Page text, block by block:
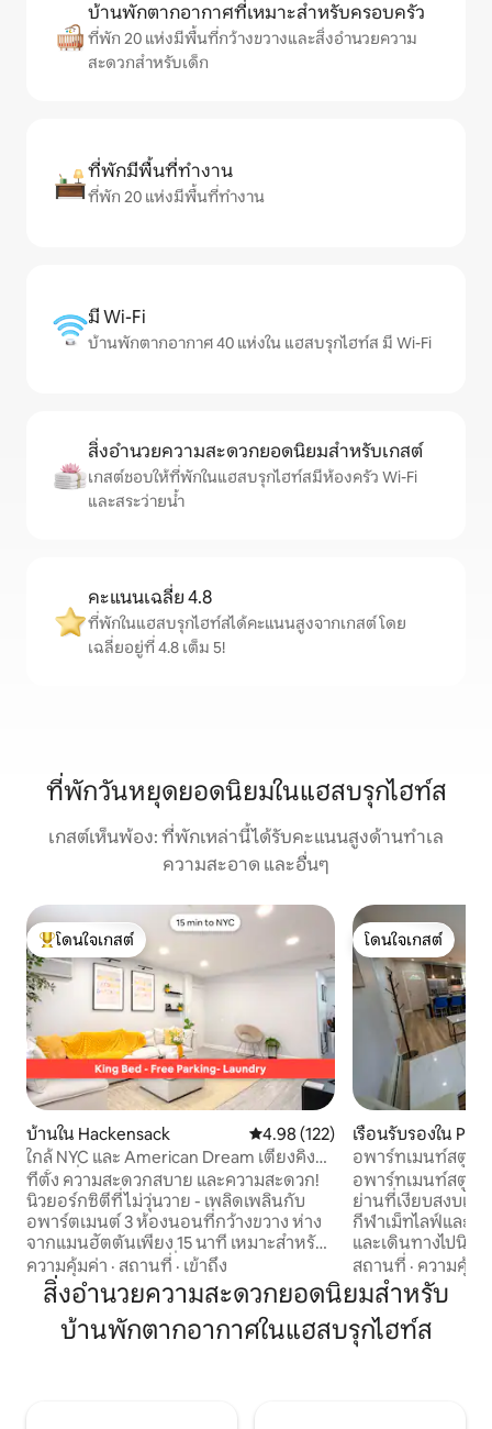
บ้านพักตากอากาศที่เหมาะสำหรับครอบครัว
ที่พัก 20 แห่งมีพื้นที่กว้างขวางและสิ่งอำนวยความ
สะดวกสำหรับเด็ก
ที่พักมีพื้นที่ทำงาน
ที่พัก 20 แห่งมีพื้นที่ทำงาน
มี Wi-Fi
บ้านพักตากอากาศ 40 แห่งใน แฮสบรุกไฮท์ส มี Wi-Fi
สิ่งอำนวยความสะดวกยอดนิยมสำหรับเกสต์
เกสต์ชอบให้ที่พักในแฮสบรุกไฮท์สมีห้องครัว Wi-Fi
และสระว่ายน้ำ
คะแนนเฉลี่ย 4.8
ที่พักในแฮสบรุกไฮท์สได้คะแนนสูงจากเกสต์ โดย
เฉลี่ยอยู่ที่ 4.8 เต็ม 5!
ที่พักวันหยุดยอดนิยมในแฮสบรุกไฮท์ส
เกสต์เห็นพ้อง: ที่พักเหล่านี้ได้รับคะแนนสูงด้านทำเล
ความสะอาด และอื่นๆ
โดนใจเกสต์ที่สุด
โดนใจเกสต์
บ้านใน Hackensack คะแนนเฉลี่ย 4.98 จาก 5, 122 รีวิว
4.98 (122)
ใกล้ NYC และ American Dream เตียงคิง
ไซส์ + ที่จอดรถฟรี
ที่ตั้ง ความสะดวกสบาย และความสะดวก!
นิวยอร์กซิตีที่ไม่วุ่นวาย - เพลิดเพลินกับ
อพาร์ตเมนต์ 3 ห้องนอนที่กว้างขวาง ห่าง
จากแมนฮัตตันเพียง 15 นาที เหมาะสำหรับ
ครอบครัวหรือกลุ่มเพื่อน โดยมีเตียงขนาด
คิงไซส์ ที่จอดรถบนถนนเข้าบ้านที่กำหนดไว้
และห้องพักที่ให้คุณได้ผ่อนคลายและพัก
ผ่อนอย่างแท้จริง ย่านที่เงียบสงบ ปลอดภัย
และเหมาะสำหรับครอบครัว โดยเดินเพียง 5
ความคุ้มค่า · สถานที่ · เข้าถึง
โดนใจเกสต์
โดนใจเกสต์
เรือนรับรองใน
อพาร์ทเมนท์สตูดิ
MetLife 10 นาที
อพาร์ทเมนท์สตูดิโ
ย่านที่เงียบสงบแล
กีฬาเม็ทไลฟ์และอ
และเดินทางไปนิว
พักแบบเปิดโล่งที่ส
พิถีพิถันแห่งนี้มีเตี
ครัวทันสมัยอุปกร
เหมือนสปา เหมา
ผ่อนแบบโรแมนติก
สถานที่ · ความคุ้ม
สิ่งอำนวยความสะดวกยอดนิยมสำหรับ
บ้านพักตากอากาศในแฮสบรุกไฮท์ส